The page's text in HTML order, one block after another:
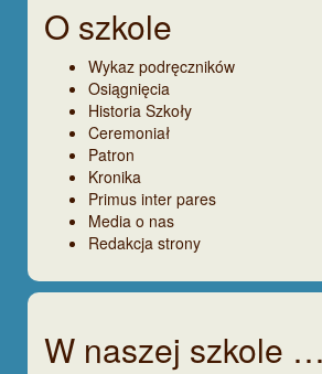
O szkole
Wykaz podręczników
Osiągnięcia
Historia Szkoły
Ceremoniał
Patron
Kronika
Primus inter pares
Media o nas
Redakcja strony
W naszej szkole …